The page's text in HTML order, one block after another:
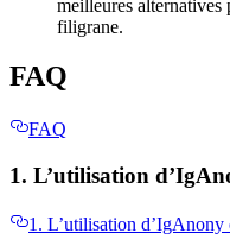
meilleures alternatives
filigrane.
FAQ
FAQ
1. L’utilisation
1. L’utilisation d’IgAnony